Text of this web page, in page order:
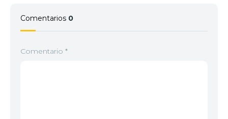
Comentarios 0
Comentario *